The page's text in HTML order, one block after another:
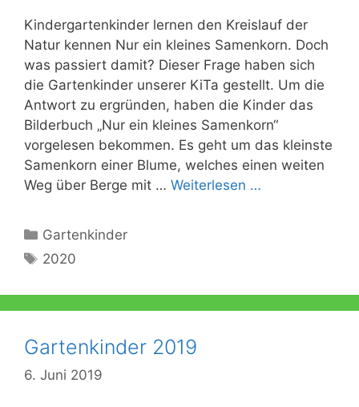
Kindergartenkinder lernen den Kreislauf der
Natur kennen Nur ein kleines Samenkorn. Doch
was passiert damit? Dieser Frage haben sich
die Gartenkinder unserer KiTa gestellt. Um die
Antwort zu ergründen, haben die Kinder das
Bilderbuch „Nur ein kleines Samenkorn“
vorgelesen bekommen. Es geht um das kleinste
Samenkorn einer Blume, welches einen weiten
Weg über Berge mit … Weiterlesen …
Kategorien
Gartenkinder
Schlagwörter
2020
Gartenkinder 2019
6. Juni 2019